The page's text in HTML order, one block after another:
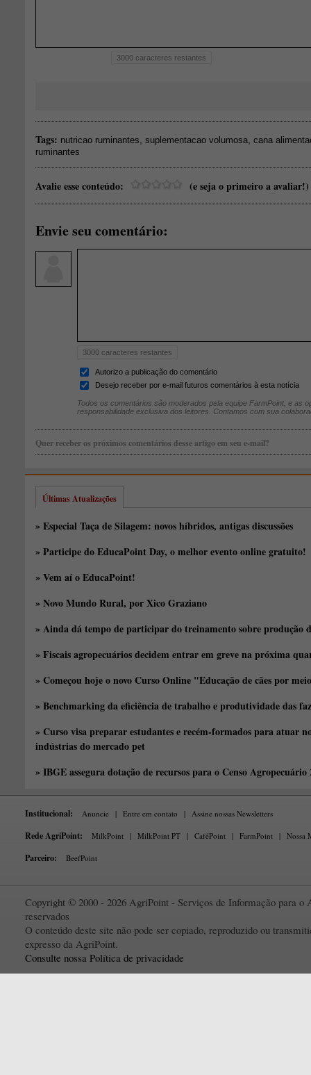
3000 caracteres restantes
Tags: nutricao ruminantes suplementacao volumosa cana
ruminantes
Avalie esse conteúdo: (e seja o primeiro a avaliar!)
Envie seu comentário:
3000 caracteres restantes
Autorizo a publicação do comentário
Desejo receber por e-mail futuros comentários à esta notícia
Todos os comentários são moderados pela equipe FarmPoint, e as
responsabilidade exclusiva dos leitores. Contamos com sua
Quer receber os próximos comentários desse artigo em seu e-mail?
Últimas Atualizações
» Especial Taça de Silagem: novos híbridos, antigas discussões
» Participe do EducaPoint Day, o melhor evento online gratuito!
» Vem aí o EducaPoint!
» Novo Mundo Rural, por Xico Graziano
» Ainda dá tempo de participar do treinamento sobre produção
» Fiscais agropecuários decidem entrar em greve na próxima
» Começou hoje o novo Curso Online "Educação de cães por
» Benchmarking da eficiência de trabalho e produtividade das
» Curso visa preparar estudantes e recém-formados para atuar
indústrias do mercado pet
» IBGE assegura dotação de recursos para o Censo Agropecuário
Institucional: Anuncie | Entre em contato | Assine nossas Newsletters
Rede AgriPoint: MilkPoint | MilkPoint PT | CaféPoint | FarmPoint | Nossa
Parceiro: BeefPoint
Copyright © 2000 - 2026 AgriPoint - Serviços de Informação para o
reservados
O conteúdo deste site não pode ser copiado, reproduzido ou
expresso da AgriPoint.
Consulte nossa Política de privacidade